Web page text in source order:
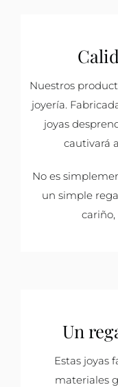
Nuestros
joyería.
joyas
cautivará
No es
un simple
Un
Estas joyas
materiales